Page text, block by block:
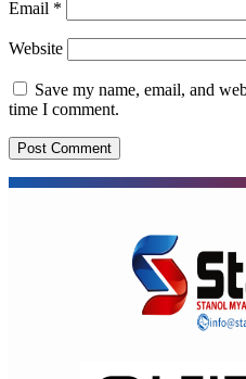
Email *
Website
Save my name, email, and
time I comment.